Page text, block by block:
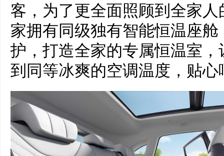
客，为了更全面照顾到全家
家拥有同级独有智能恒温座
护，打造全家的专属恒温室
到同等冰爽的空调温度，贴